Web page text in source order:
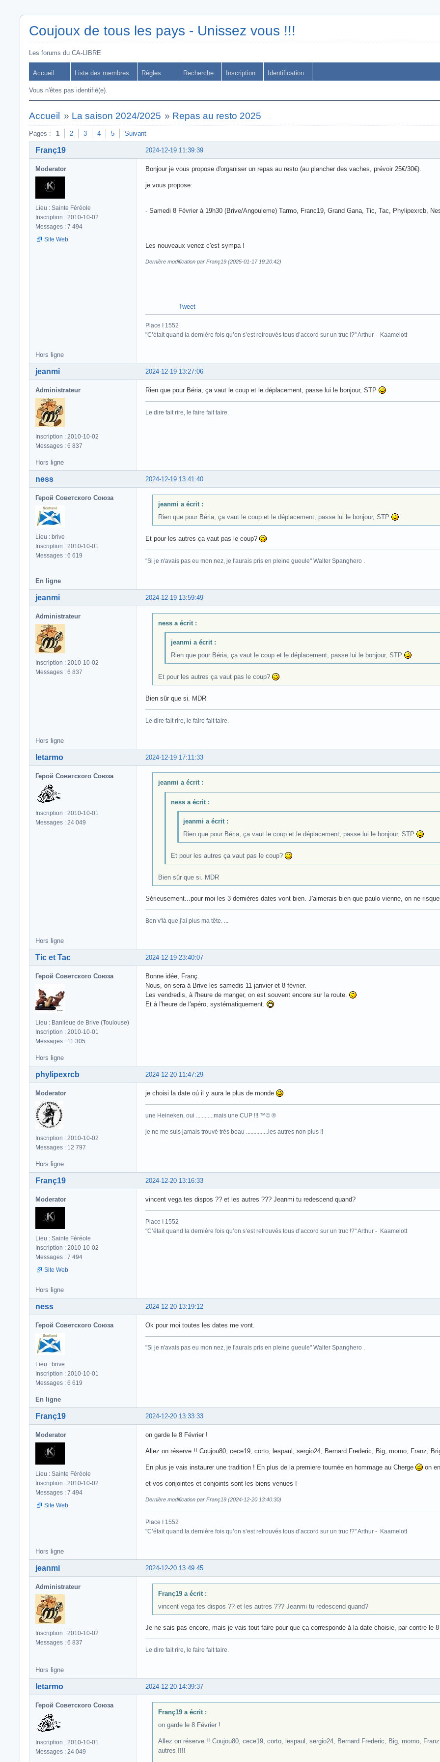
Coujoux de tous les pays - Unissez vous !!!
Les forums du CA-LIBRE
Accueil Liste des membres Règles Recherche Inscription Identification
Vous n'êtes pas identifié(e).
Accueil » La saison 2024/2025 » Repas au resto 2025
Pages : 1 2 3 4 5 Suivant
2024-12-19 11:39:39
Franç19
Moderator
Lieu : Sainte Féréole
Inscription : 2010-10-02
Messages : 7 494
Site Web
Bonjour je vous propose d'organiser un repas au resto (au plancher des vaches, prévoir 25€/30€).
je vous propose:
- Samedi 8 Février à 19h30 (Brive/Angouleme) Tarmo, Franc19, Grand Gana, Tic, Tac, Phylipexrcb,
Les nouveaux venez c'est sympa !
Dernière modification par Franç19 (2025-01-17 19:20:42)
Tweet
Place I 1552
"C’était quand la dernière fois qu’on s’est retrouvés tous d’accord sur un truc !?" Arthur - Kaamelott
Hors ligne
2024-12-19 13:27:06
jeanmi
Administrateur
Inscription : 2010-10-02
Messages : 6 837
Rien que pour Béria, ça vaut le coup et le déplacement, passe lui le bonjour, STP
Le dire fait rire, le faire fait taire.
Hors ligne
2024-12-19 13:41:40
ness
Герой Советского Союза
Lieu : brive
Inscription : 2010-10-01
Messages : 6 619
jeanmi a écrit :
Rien que pour Béria, ça vaut le coup et le déplacement, passe lui le bonjour, STP
Et pour les autres ça vaut pas le coup?
"Si je n'avais pas eu mon nez, je l'aurais pris en pleine gueule" Walter Spanghero .
En ligne
2024-12-19 13:59:49
jeanmi
Administrateur
Inscription : 2010-10-02
Messages : 6 837
ness a écrit :
jeanmi a écrit :
Rien que pour Béria, ça vaut le coup et le déplacement, passe lui le bonjour, STP
Et pour les autres ça vaut pas le coup?
Bien sûr que si. MDR
Le dire fait rire, le faire fait taire.
Hors ligne
2024-12-19 17:11:33
letarmo
Герой Советского Союза
Inscription : 2010-10-01
Messages : 24 049
jeanmi a écrit :
ness a écrit :
jeanmi a écrit :
Rien que pour Béria, ça vaut le coup et le déplacement, passe lui le bonjour, STP
Et pour les autres ça vaut pas le coup?
Bien sûr que si. MDR
Sérieusement...pour moi les 3 dernières dates vont bien. J'aimerais bien que paulo vienne, on ne
Ben v'là que j'ai plus ma tête. ...
Hors ligne
2024-12-19 23:40:07
Tic et Tac
Герой Советского Союза
Lieu : Banlieue de Brive (Toulouse)
Inscription : 2010-10-01
Messages : 11 305
Bonne idée, Franç.
Nous, on sera à Brive les samedis 11 janvier et 8 février.
Les vendredis, à l'heure de manger, on est souvent encore sur la route.
Et à l'heure de l'apéro, systématiquement.
Hors ligne
2024-12-20 11:47:29
phylipexrcb
Moderator
Inscription : 2010-10-02
Messages : 12 797
je choisi la date oú il y aura le plus de monde
une Heineken, oui ............mais une CUP !!! ™© ®
je ne me suis jamais trouvé très beau ...............les autres non plus !!
Hors ligne
2024-12-20 13:16:33
Franç19
Moderator
Lieu : Sainte Féréole
Inscription : 2010-10-02
Messages : 7 494
Site Web
vincent vega tes dispos ?? et les autres ??? Jeanmi tu redescend quand?
Place I 1552
"C’était quand la dernière fois qu’on s’est retrouvés tous d’accord sur un truc !?" Arthur - Kaamelott
Hors ligne
2024-12-20 13:19:12
ness
Герой Советского Союза
Lieu : brive
Inscription : 2010-10-01
Messages : 6 619
Ok pour moi toutes les dates me vont.
"Si je n'avais pas eu mon nez, je l'aurais pris en pleine gueule" Walter Spanghero .
En ligne
2024-12-20 13:33:33
Franç19
Moderator
Lieu : Sainte Féréole
Inscription : 2010-10-02
Messages : 7 494
Site Web
on garde le 8 Février !
Allez on réserve !! Coujou80, cece19, corto, lespaul, sergio24, Bernard Frederic, Big, momo, Franz,
En plus je vais instaurer une tradition ! En plus de la premiere tournée en hommage au Cherge on
et vos conjointes et conjoints sont les biens venues !
Dernière modification par Franç19 (2024-12-20 13:40:30)
Place I 1552
"C’était quand la dernière fois qu’on s’est retrouvés tous d’accord sur un truc !?" Arthur - Kaamelott
Hors ligne
2024-12-20 13:49:45
jeanmi
Administrateur
Inscription : 2010-10-02
Messages : 6 837
Franç19 a écrit :
vincent vega tes dispos ?? et les autres ??? Jeanmi tu redescend quand?
Je ne sais pas encore, mais je vais tout faire pour que ça corresponde à la date choisie, par contre le
Le dire fait rire, le faire fait taire.
Hors ligne
2024-12-20 14:39:37
letarmo
Герой Советского Союза
Inscription : 2010-10-01
Messages : 24 049
Franç19 a écrit :
on garde le 8 Février !
Allez on réserve !! Coujou80, cece19, corto, lespaul, sergio24, Bernard Frederic, Big, momo,
autres !!!!